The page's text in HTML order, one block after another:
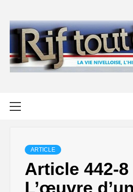
content
ARTICLE
Article 442-8
L’œuvre